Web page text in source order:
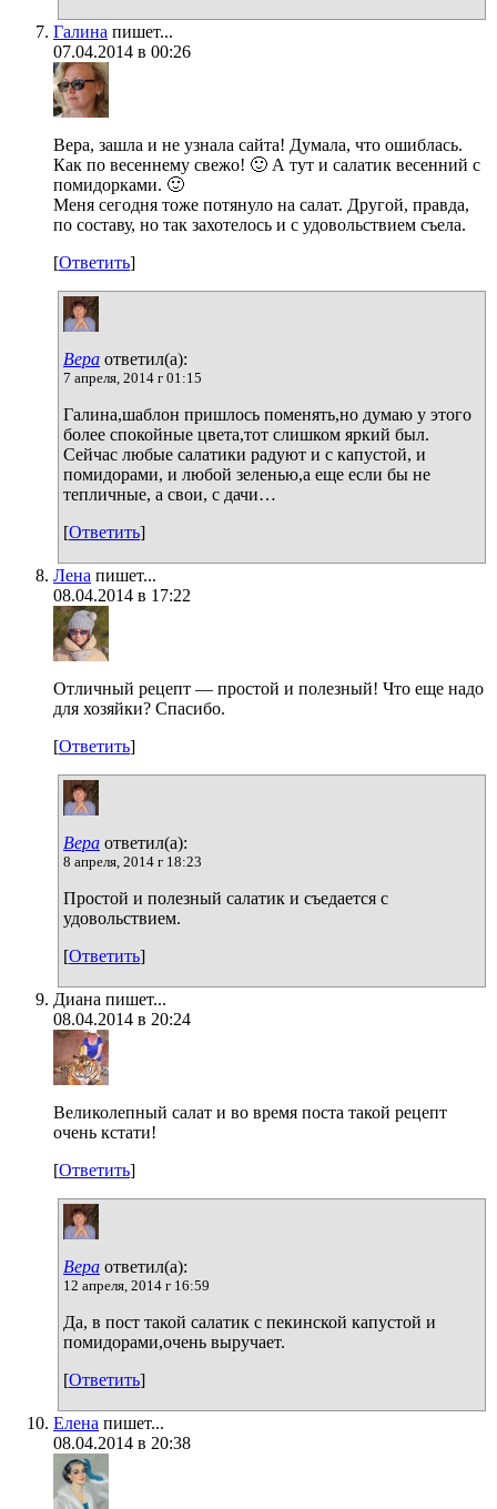
Галина пишет...
07.04.2014 в 00:26
Вера, зашла и не узнала сайта! Думала, что ошиблась.
Как по весеннему свежо! 🙂 А тут и салатик весенний с
помидорками. 🙂
Меня сегодня тоже потянуло на салат. Другой, правда,
по составу, но так захотелось и с удовольствием съела.
[Ответить]
Вера ответил(а):
7 апреля, 2014 г 01:15
Галина,шаблон пришлось поменять,но думаю у этого
более спокойные цвета,тот слишком яркий был.
Сейчас любые салатики радуют и с капустой, и
помидорами, и любой зеленью,а еще если бы не
тепличные, а свои, с дачи…
[Ответить]
Лена пишет...
08.04.2014 в 17:22
Отличный рецепт — простой и полезный! Что еще надо
для хозяйки? Спасибо.
[Ответить]
Вера ответил(а):
8 апреля, 2014 г 18:23
Простой и полезный салатик и съедается с
удовольствием.
[Ответить]
Диана пишет...
08.04.2014 в 20:24
Великолепный салат и во время поста такой рецепт
очень кстати!
[Ответить]
Вера ответил(а):
12 апреля, 2014 г 16:59
Да, в пост такой салатик с пекинской капустой и
помидорами,очень выручает.
[Ответить]
Елена пишет...
08.04.2014 в 20:38